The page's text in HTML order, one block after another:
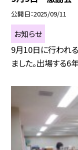
公開日 2025/09/11
お知らせ
9月10日に行われ
ました。出場する6